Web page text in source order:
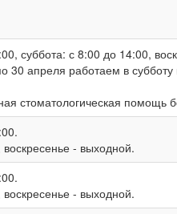
суббота: с 8:00 до 14:00,
30 апреля работаем в
стоматологическая помощь
- выходной.
- выходной.